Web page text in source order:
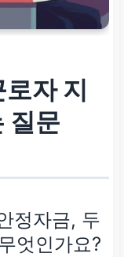
자 지
질문
정자금, 두
엇인가요?